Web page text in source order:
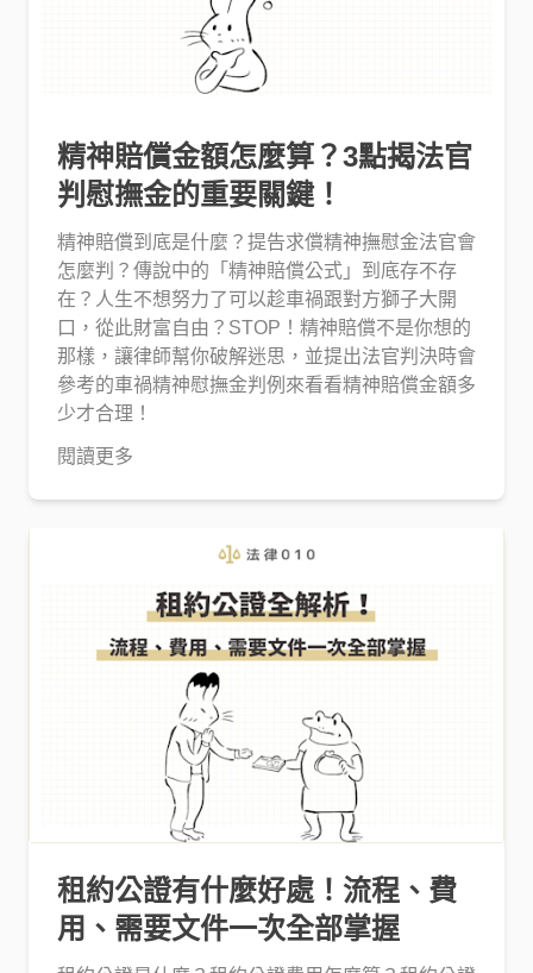
精神賠償金額怎麼算？3點揭法官
判慰撫金的重要關鍵！
精神賠償到底是什麼？提告求償精神撫慰金法官會
怎麼判？傳說中的「精神賠償公式」到底存不存
在？人生不想努力了可以趁車禍跟對方獅子大開
口，從此財富自由？STOP！精神賠償不是你想的
那樣，讓律師幫你破解迷思，並提出法官判決時會
參考的車禍精神慰撫金判例來看看精神賠償金額多
少才合理！
閱讀更多
租約公證有什麼好處！流程、費
用、需要文件一次全部掌握